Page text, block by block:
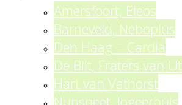
Amersfoort, Eleos
Barneveld, Neboplus
Den Haag – Cardia
De Bilt, Fraters van
Hart van Vathorst
Nunspeet, logeerhuis